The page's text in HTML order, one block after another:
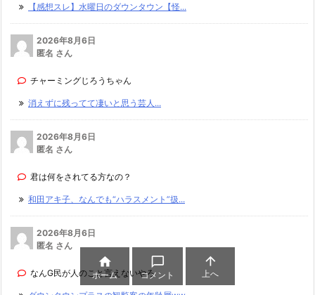
【感想スレ】水曜日のダウンタウン【怪...
2026年8月6日
匿名 さん
チャーミングじろうちゃん
消えずに残ってて凄いと思う芸人...
2026年8月6日
匿名 さん
君は何をされてる方なの？
和田アキ子、なんでも“ハラスメント”扱...
2026年8月6日
匿名 さん
なんG民が人のこと言えないやろ

ホーム

コメント

上へ